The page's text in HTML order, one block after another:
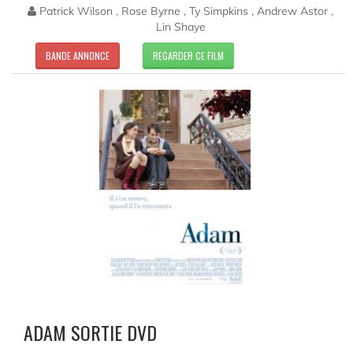
Patrick Wilson , Rose Byrne , Ty Simpkins , Andrew Astor ,
Lin Shaye
BANDE ANNONCE REGARDER CE FILM
ADAM SORTIE DVD